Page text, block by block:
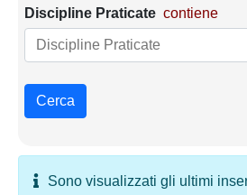
Discipline Praticate contiene
Cerca
Sono visualizzati gli ultimi